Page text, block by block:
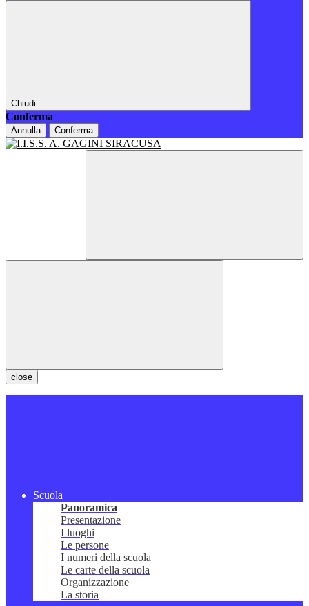
Chiudi
Conferma
Annulla Conferma
close
Scuola
Panoramica
Presentazione
I luoghi
Le persone
I numeri della scuola
Le carte della scuola
Organizzazione
La storia